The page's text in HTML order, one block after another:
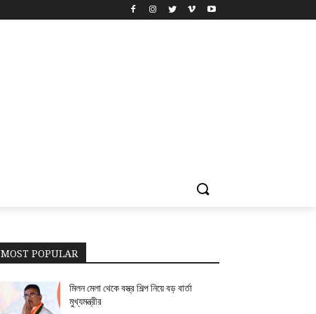
MOST POPULAR
মিলন মেলা থেকে বস্ত্র শিল্প নিয়ে বড় বার্তা
মুখ্যমন্ত্রীর